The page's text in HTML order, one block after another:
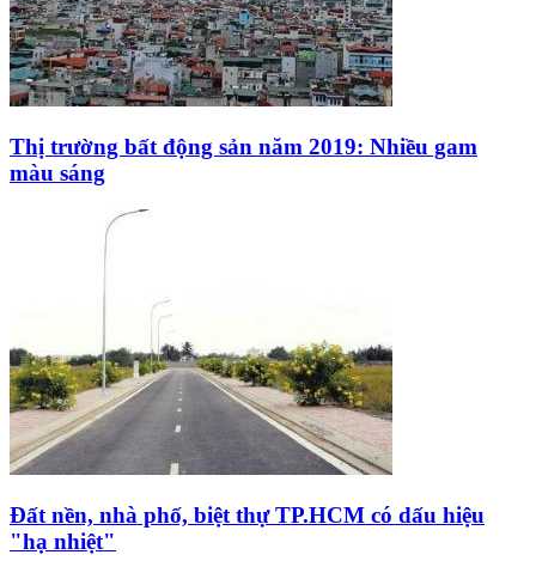
Thị trường bất động sản năm 2019: Nhiều gam
màu sáng
Đất nền, nhà phố, biệt thự TP.HCM có dấu hiệu
"hạ nhiệt"